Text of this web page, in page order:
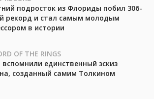
подросток из Флориды побил 306-
рекорд и стал самым молодым
в истории
OF THE RINGS
вспомнили единственный эскиз
созданный самим Толкином